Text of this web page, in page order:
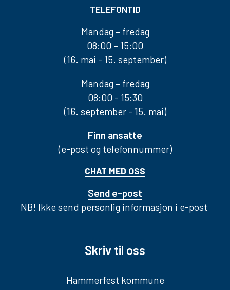
TELEFONTID
Mandag – fredag
08:00 – 15:00
(16. mai - 15. september)
Mandag – fredag
08:00 - 15:30
(16. september - 15. mai)
Finn ansatte
(e-post og telefonnummer)
CHAT MED OSS
Send e-post
NB! Ikke send personlig informasjon i e-post
Skriv til oss
Hammerfest kommune